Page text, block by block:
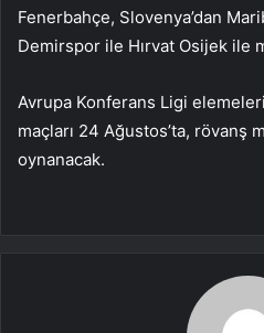
Fenerbahçe, Slovenya’dan
Demirspor ile Hırvat Osijek ile
Avrupa Konferans Ligi
maçları 24 Ağustos’ta, rövanş
oynanacak.